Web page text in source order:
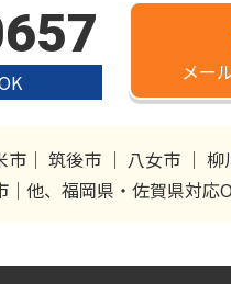
メー
市｜ 筑後市 ｜ 八女市 ｜
｜他、福岡県・佐賀県対応